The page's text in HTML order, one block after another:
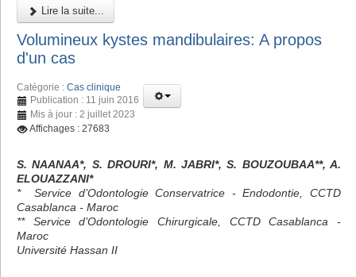
Lire la suite...
Volumineux kystes mandibulaires: A propos
d'un cas
Catégorie : Cas clinique
Publication : 11 juin 2016
Mis à jour : 2 juillet 2023
Affichages : 27683
S. NAANAA*, S. DROURI*, M. JABRI*, S. BOUZOUBAA**, A.
ELOUAZZANI*
* Service d’Odontologie Conservatrice - Endodontie, CCTD
Casablanca - Maroc
** Service d’Odontologie Chirurgicale, CCTD Casablanca -
Maroc
Université Hassan II